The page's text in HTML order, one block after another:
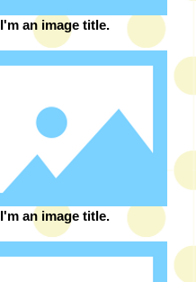
I'm an image title.
I'm an image title.